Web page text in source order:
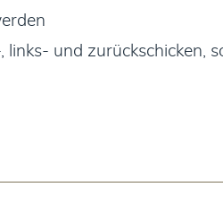
links- und